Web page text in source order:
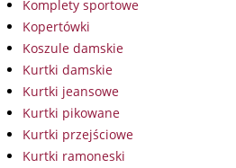
Komplety sportowe
Kopertówki
Koszule damskie
Kurtki damskie
Kurtki jeansowe
Kurtki pikowane
Kurtki przejściowe
Kurtki ramoneski